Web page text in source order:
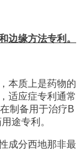
边缘方法专利。
本质上是药物的
适应症专利通常
制备用于治疗B
途专利。
成分西地那非最